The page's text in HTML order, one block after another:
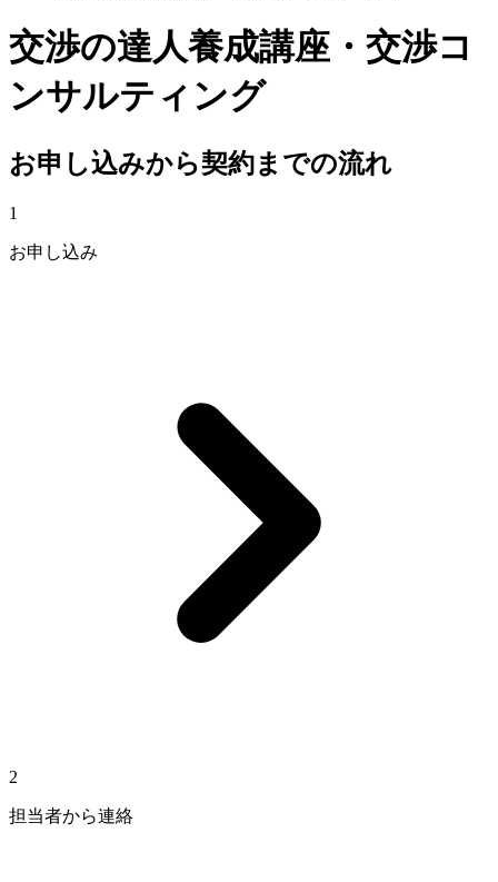
交渉の達人養成講座・交渉コ
ンサルティング
お申し込みから契約までの流れ
1
お申し込み
2
担当者から連絡